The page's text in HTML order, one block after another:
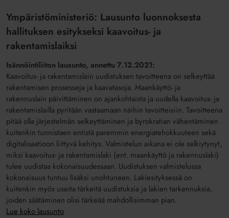
Ympäristöministeriö: Lausunto luonnoksesta
hallituksen esitykseksi kaavoitus- ja
rakentamislaiksi
Isännöintiliiton lausunto, annettu 7.12.2021:
Kaavoitus- ja rakentamislain uudistuksen tavoitteena on selkeyttää
rakentamisen prosesseja ja kaavatasoja. Maankäyttö- ja
rakennuslain päivittäminen on ajankohtaista ja uudella kaavoitus- ja
rakentamislailla pyritään vastaamaan näihin tavoitteisiin. Tavoitteena
pitää olla järjestelmän selkeyttäminen ja byrokratian vähentäminen
kuitenkin tunnistaen entistä paremmin energiatehokkuuteen sekä
digitalisaatioon liittyvä kehitys. Valmistelun aikana ei ole selkiytynyt,
miksi kaavoitus- ja rakentamislaki (ent. maankäyttö ja rakennuslaki)
tulee uudistaa kokonaisuudessaan. Uudistuksen valmistelussa
kokonaisuus tuntuu lisäksi unohtuneen. Lakiesityksessä on
kuitenkin myös useita tärkeitä uudistuksia ja lakien tarkennuksia,
joiden säätäminen olisi tärkeää mahdollisimman pian.
Lue koko lausunto